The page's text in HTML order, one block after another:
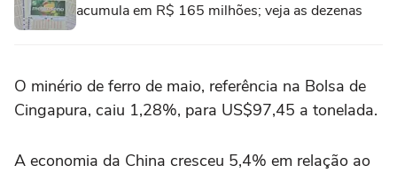
acumula em R$ 165 milhões; veja as dezenas
O minério de ferro de maio, referência na Bolsa de
Cingapura, caiu 1,28%, para US$97,45 a tonelada.
A economia da China cresceu 5,4% em relação ao